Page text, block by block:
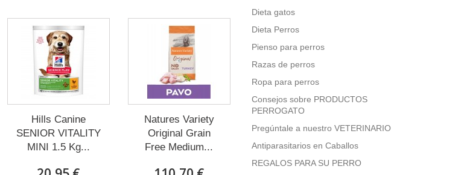
Hills Canine
SENIOR VITALITY
MINI 1.5 Kg...
Natures Variety
Original Grain
Free Medium...
Dieta gatos
Dieta Perros
Pienso para perros
Razas de perros
Ropa para perros
Consejos sobre PRODUCTOS
PERROGATO
Pregúntale a nuestro VETERINARIO
Antiparasitarios en Caballos
REGALOS PARA SU PERRO